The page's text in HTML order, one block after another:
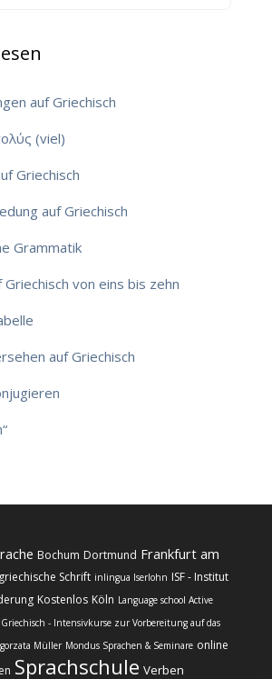
auf Griechisch
(viel)
Griechisch
auf Griechisch
Grammatik
Griechisch von eins bis zehn
auf Griechisch
Bochum Dortmund Frankfurt am
griechische Schrift inlingua Iserlohn ISF - Institut
Kostenlos Köln Language school Active
- Intensivkurse zur Vorbereitung auf das
Müller Mondus Sprachen & Seminare online
Sprachschule Verben